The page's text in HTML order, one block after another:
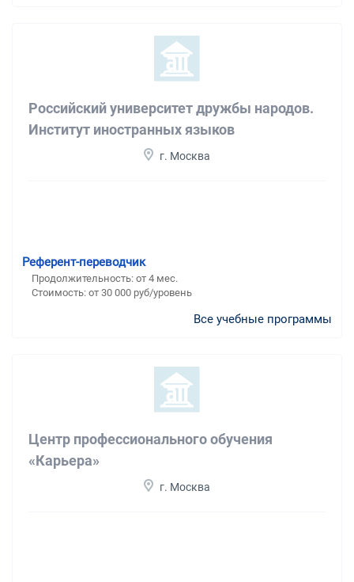
Российский университет дружбы народов.
Институт иностранных языков
г. Москва
Референт-переводчик
Продолжительность: от 4 мес.
Стоимость: от 30 000 руб/уровень
Все учебные программы
Центр профессионального обучения
«Карьера»
г. Москва